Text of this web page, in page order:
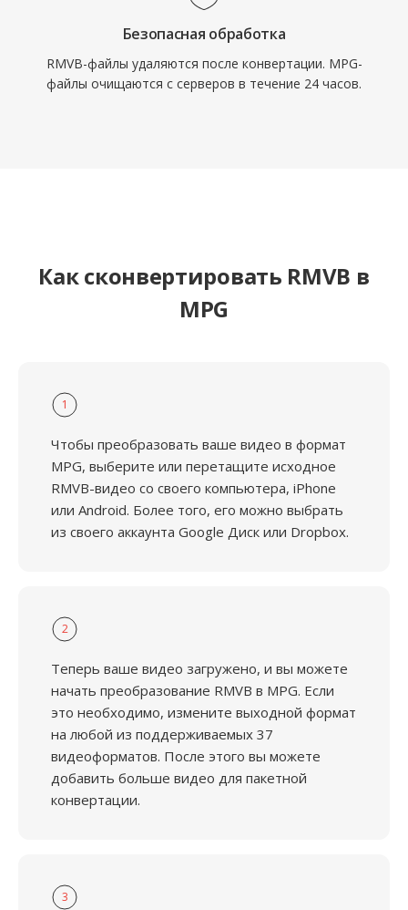
цифровых видеопроцессах.
Безопасная обработка
RMVB-файлы удаляются после конвертации. MPG-
файлы очищаются с серверов в течение 24 часов.
Как сконвертировать RMVB в
MPG
1
Чтобы преобразовать ваше видео в формат
MPG, выберите или перетащите исходное
RMVB-видео со своего компьютера, iPhone
или Android. Более того, его можно выбрать
из своего аккаунта Google Диск или Dropbox.
2
Теперь ваше видео загружено, и вы можете
начать преобразование RMVB в MPG. Если
это необходимо, измените выходной формат
на любой из поддерживаемых 37
видеоформатов. После этого вы можете
добавить больше видео для пакетной
конвертации.
3